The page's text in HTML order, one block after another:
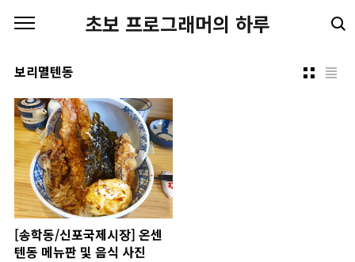
초보 프로그래머의 하루
보리멸텐동
[송학동/신포국제시장] 온센
텐동 메뉴판 및 음식 사진